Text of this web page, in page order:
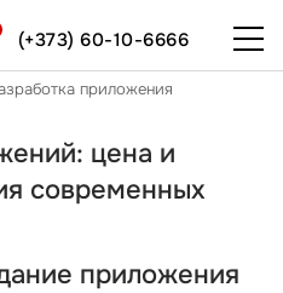
(+373) 60-10-6666
приложения
цена и
современных
приложения